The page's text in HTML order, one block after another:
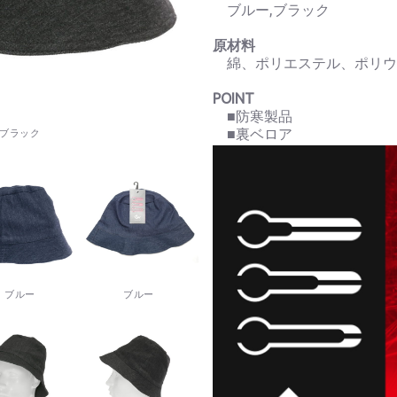
ブラック
ブルー ブルー
ブルー,ブラック
原材料
綿、ポリエステル、ポリ
POINT
■防寒製品
■裏ベロア